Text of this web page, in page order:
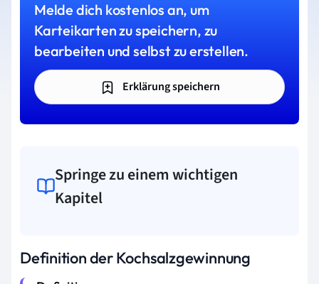
Melde dich kostenlos an, um
Karteikarten zu speichern, zu
bearbeiten und selbst zu erstellen.
Erklärung speichern
Springe zu einem wichtigen
Kapitel
Definition der Kochsalzgewinnung